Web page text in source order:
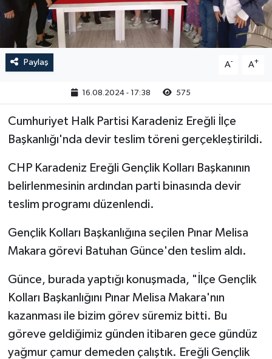
Paylaş A- A+
16.08.2024 - 17:38 575
Cumhuriyet Halk Partisi Karadeniz Ereğli İlçe
Başkanlığı'nda devir teslim töreni gerçekleştirildi.
CHP Karadeniz Ereğli Gençlik Kolları Başkanının
belirlenmesinin ardından parti binasında devir
teslim programı düzenlendi.
Gençlik Kolları Başkanlığına seçilen Pınar Melisa
Makara görevi Batuhan Günce'den teslim aldı.
Günce, burada yaptığı konuşmada, "İlçe Gençlik
Kolları Başkanlığını Pınar Melisa Makara'nın
kazanması ile bizim görev süremiz bitti. Bu
göreve geldiğimiz günden itibaren gece gündüz
yağmur çamur demeden çalıştık. Ereğli Gençlik